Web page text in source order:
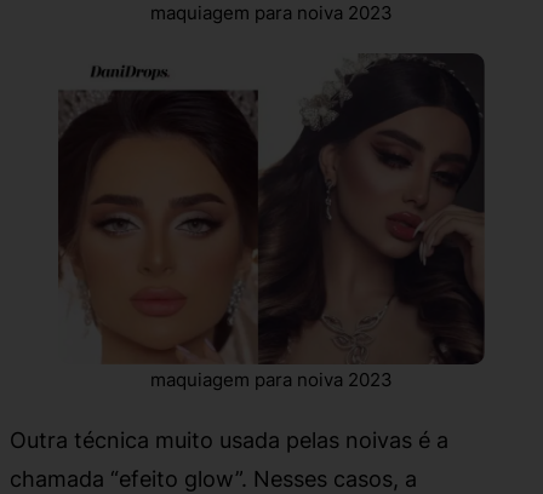
maquiagem para noiva 2023
maquiagem para noiva 2023
Outra técnica muito usada pelas noivas é a
chamada “efeito glow”. Nesses casos, a